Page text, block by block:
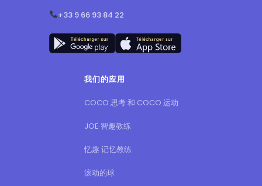
+33 9 66 93 84 22
我们的应用
COCO 思考 和 COCO 运动
JOE 智趣教练
忆趣 记忆教练
滚动的球